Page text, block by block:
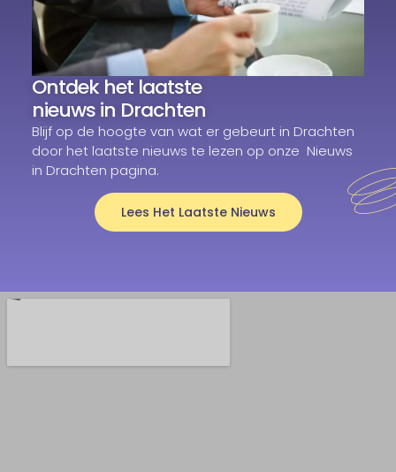
Ontdek het laatste
nieuws in Drachten
Blijf op de hoogte van wat er gebeurt in Drachten
door het laatste nieuws te lezen op onze Nieuws
in Drachten pagina.
Lees Het Laatste Nieuws